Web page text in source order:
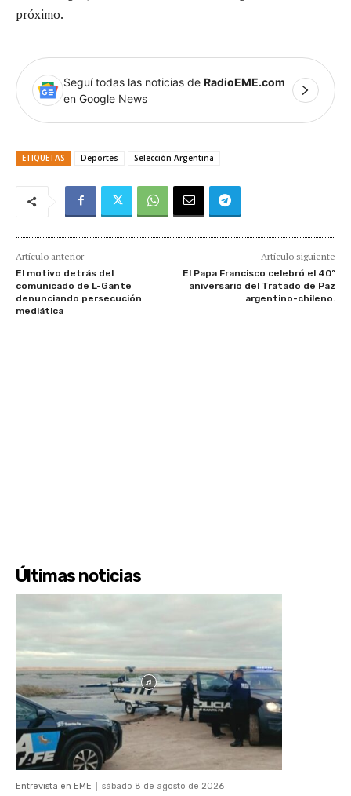
próximo.
Seguí todas las noticias de RadioEME.com
en Google News
ETIQUETAS Deportes Selección Argentina
Artículo anterior
El motivo detrás del
comunicado de L-Gante
denunciando persecución
mediática
Artículo siguiente
El Papa Francisco celebró el 40º
aniversario del Tratado de Paz
argentino-chileno.
Últimas noticias
Entrevista en EME sábado 8 de agosto de 2026